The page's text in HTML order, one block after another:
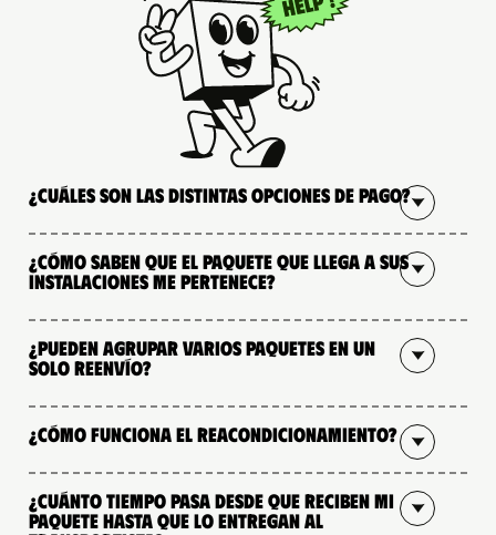
¿Cuáles son las distintas opciones de pago?
¿Cómo saben que el paquete que llega a sus
instalaciones me pertenece?
¿Pueden agrupar varios paquetes en un
solo reenvío?
¿Cómo funciona el reacondicionamiento?
¿Cuánto tiempo pasa desde que reciben mi
paquete hasta que lo entregan al